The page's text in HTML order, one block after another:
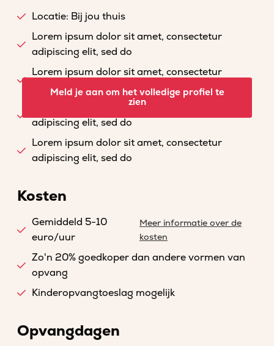
Locatie: Bij jou thuis
Lorem ipsum dolor sit amet, consectetur
adipiscing elit, sed do
Lorem ipsum dolor sit amet, consectetur
adipiscing elit, sed do
Lorem ipsum dolor sit amet, consectetur
adipiscing elit, sed do
Lorem ipsum dolor sit amet, consectetur
adipiscing elit, sed do
Meld je aan om het volledige profiel te
zien
Kosten
Gemiddeld 5-10
euro/uur
Meer informatie over de
kosten
Zo'n 20% goedkoper dan andere vormen van
opvang
Kinderopvangtoeslag mogelijk
Opvangdagen